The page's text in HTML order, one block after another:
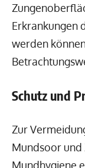
Erkrankungen
werden
Schutz und
Zur
Mundsoor und
Mundhygiene